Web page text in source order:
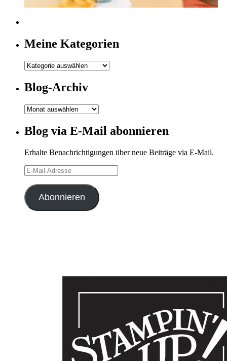
Meine Kategorien
Meine
Blog-Archiv
Blog-
Blog via E-Mail abonnieren
Erhalte Benachrichtigungen über neue Beiträge via E-Mail.
E-
Mail-
Adresse
Abonnieren